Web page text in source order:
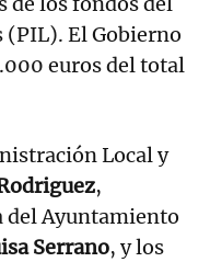
(PIL). El Gobierno
euros del total
Local y
,
del Ayuntamiento
Serrano, y los